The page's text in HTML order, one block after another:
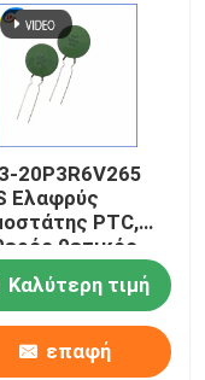
20P3R6V265
Ελαφρύς
PTC,
θετικός
για
από
Καλύτερη τιμή
επαφή